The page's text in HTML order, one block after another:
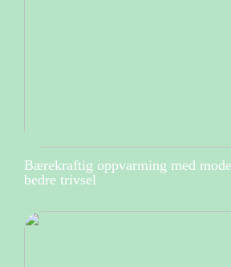
Bærekraftig oppvarming med
bedre trivsel